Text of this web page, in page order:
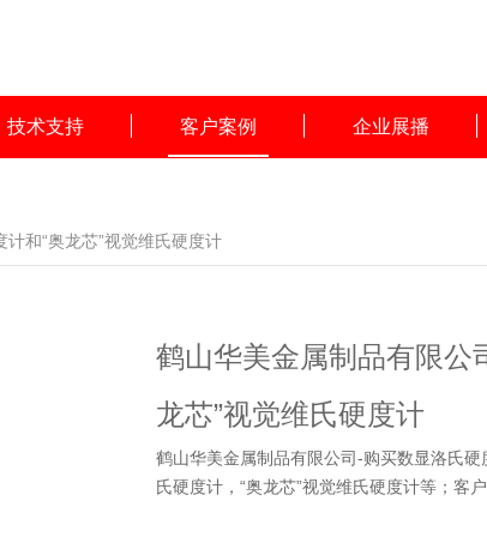
技术支持 客户案例 企业展播
和“奥龙芯”视觉维氏硬度计
鹤山华美金属制品有限公
龙芯”视觉维氏硬度计
鹤山华美金属制品有限公司-购买数显洛氏
氏硬度计，“奥龙芯”视觉维氏硬度计等；客